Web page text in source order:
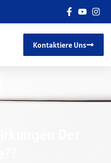
Kontaktiere Uns
Der